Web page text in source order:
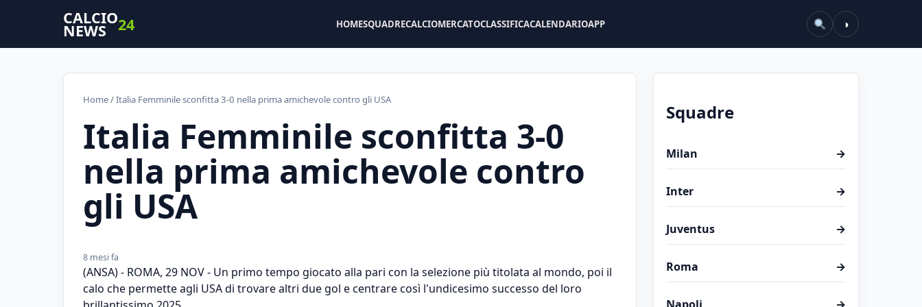
CALCIO
NEWS 24 HOMESQUADRECALCIOMERCATOCLASSIFICACALENDARIOAPP ◑
Home/ Italia Femminile sconfitta 3-0 nella prima amichevole contro gli USA
Italia Femminile sconfitta 3-0
nella prima amichevole contro
gli USA
8 mesi fa
(ANSA) - ROMA, 29 NOV - Un primo tempo giocato alla pari con la selezione più titolata al mondo, poi il
calo che permette agli USA di trovare altri due gol e centrare così l'undicesimo successo del loro
Squadre
Milan →
Inter →
Juventus →
Roma →